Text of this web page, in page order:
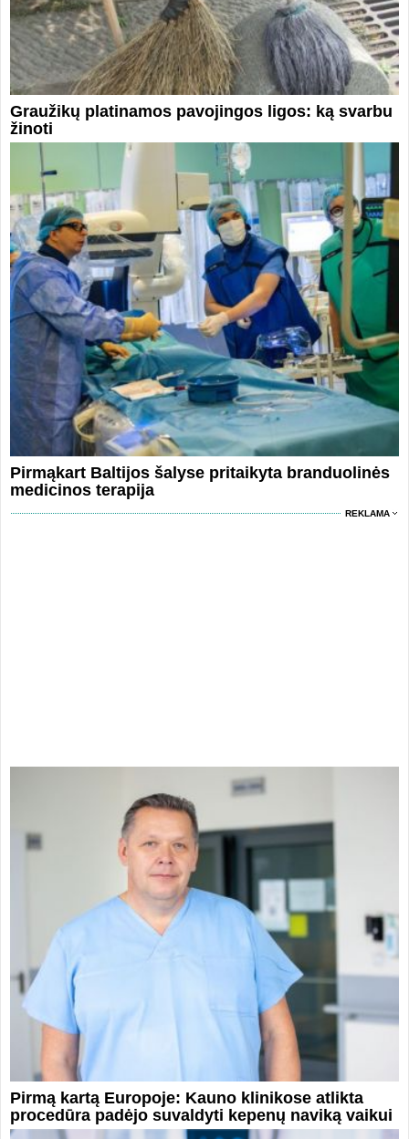
Graužikų platinamos pavojingos ligos: ką svarbu
žinoti
Pirmąkart Baltijos šalyse pritaikyta branduolinės
medicinos terapija
REKLAMA
Pirmą kartą Europoje: Kauno klinikose atlikta
procedūra padėjo suvaldyti kepenų naviką vaikui